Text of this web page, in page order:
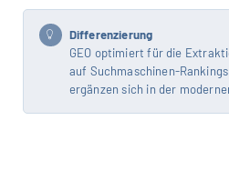
Differenzierung
GEO optimiert für die
auf Suchmaschinen-
ergänzen sich in der